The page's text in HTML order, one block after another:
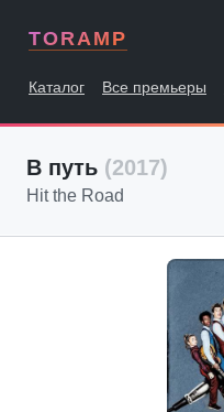
TORAMP
Каталог Все премьеры
В путь (2017)
Hit the Road